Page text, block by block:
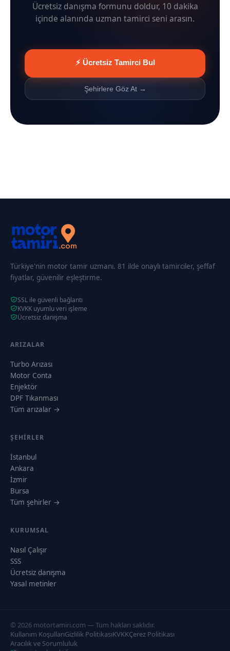
Ücretsiz danışma formunu doldur, 10 dakika
içinde alanında uzman tamirci seni arasın.
⚡ Ücretsiz Tamirci Bul
Şehirlere Göz At →
Türkiye'nin motor tamir uzmanı. 81 ilde onaylı tamirciler, şeffaf
fiyatlar, güvenilir eşleştirme.
SSL ile güvenli bağlantı
KVKK uyumlu veri işleme
Ücretsiz danışma
ARIZALAR
Turbo Arızası
Motor Conta
Enjektör
DPF Tıkanması
Tüm arızalar →
ŞEHIRLER
İstanbul
Ankara
İzmir
Bursa
Tüm şehirler →
KURUMSAL
Nasıl Çalışır
SSS
Ücretsiz danışma
Yasal metinler
© 2026 motortamiri.com — Tüm hakları saklıdır.
Kullanım KoşullarıGizlilik PolitikasıKVKKÇerez Politikası
Aracılık ve Sorumluluk